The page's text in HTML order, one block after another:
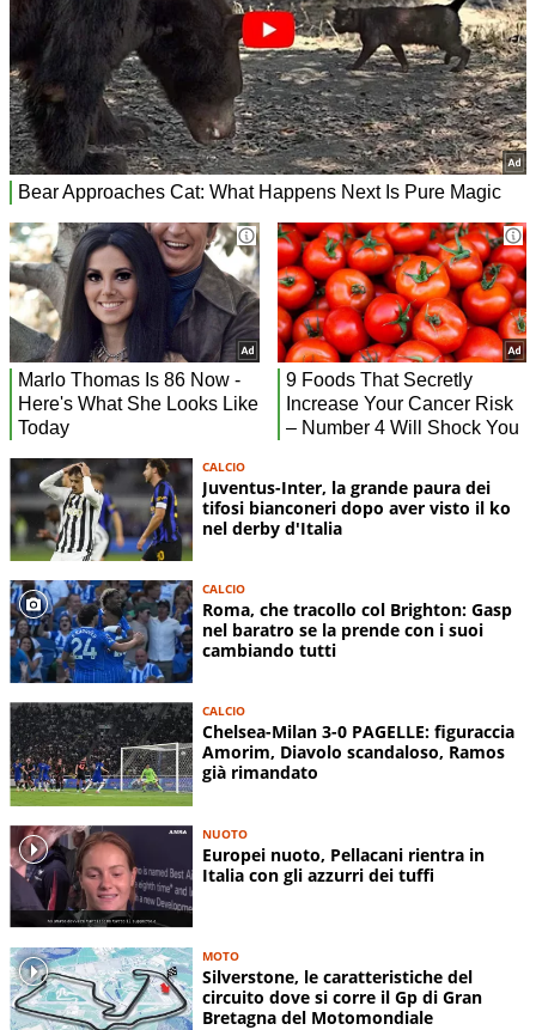
CALCIO
Juventus-Inter, la grande paura dei
tifosi bianconeri dopo aver visto il ko
nel derby d'Italia
CALCIO
Roma, che tracollo col Brighton: Gasp
nel baratro se la prende con i suoi
cambiando tutti
CALCIO
Chelsea-Milan 3-0 PAGELLE: figuraccia
Amorim, Diavolo scandaloso, Ramos
già rimandato
NUOTO
Europei nuoto, Pellacani rientra in
Italia con gli azzurri dei tuffi
MOTO
Silverstone, le caratteristiche del
circuito dove si corre il Gp di Gran
Bretagna del Motomondiale